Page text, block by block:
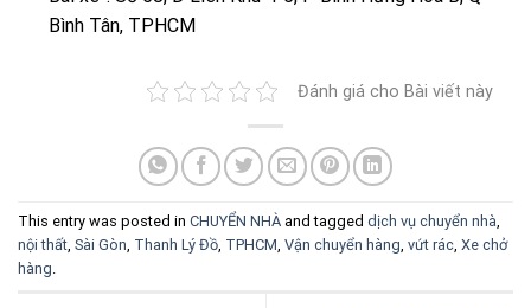
Bình Tân, TPHCM
Đánh giá cho Bài viết này
This entry was posted in CHUYỂN NHÀ and tagged dịch vụ chuyển nhà,
nội thất, Sài Gòn, Thanh Lý Đồ, TPHCM, Vận chuyển hàng, vứt rác, Xe chở
hàng.